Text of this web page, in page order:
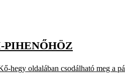
PIHENŐHÖZ
hegy oldalában csodálható meg a